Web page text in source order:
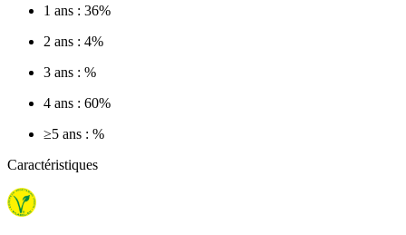
1 ans : 36%
2 ans : 4%
3 ans : %
4 ans : 60%
≥5 ans : %
Caractéristiques